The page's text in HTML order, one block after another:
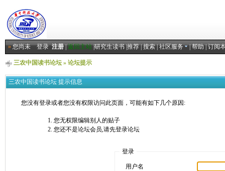
»您尚未登录 注册|返回主站|研究生读书|推荐|搜索|社区服务 |帮助|订阅
三农中国读书论坛» 论坛提示
三农中国读书论坛 提示信息
您没有登录或者您没有权限访问此页面，可能有如下几个原因:
您无权限编辑别人的贴子
您还不是论坛会员,请先登录论坛
登录
用户名